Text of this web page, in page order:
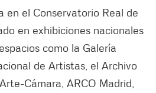
en el Conservatorio Real de
en exhibiciones nacionales
como la Galería
de Artistas, el Archivo
Cámara, ARCO Madrid,